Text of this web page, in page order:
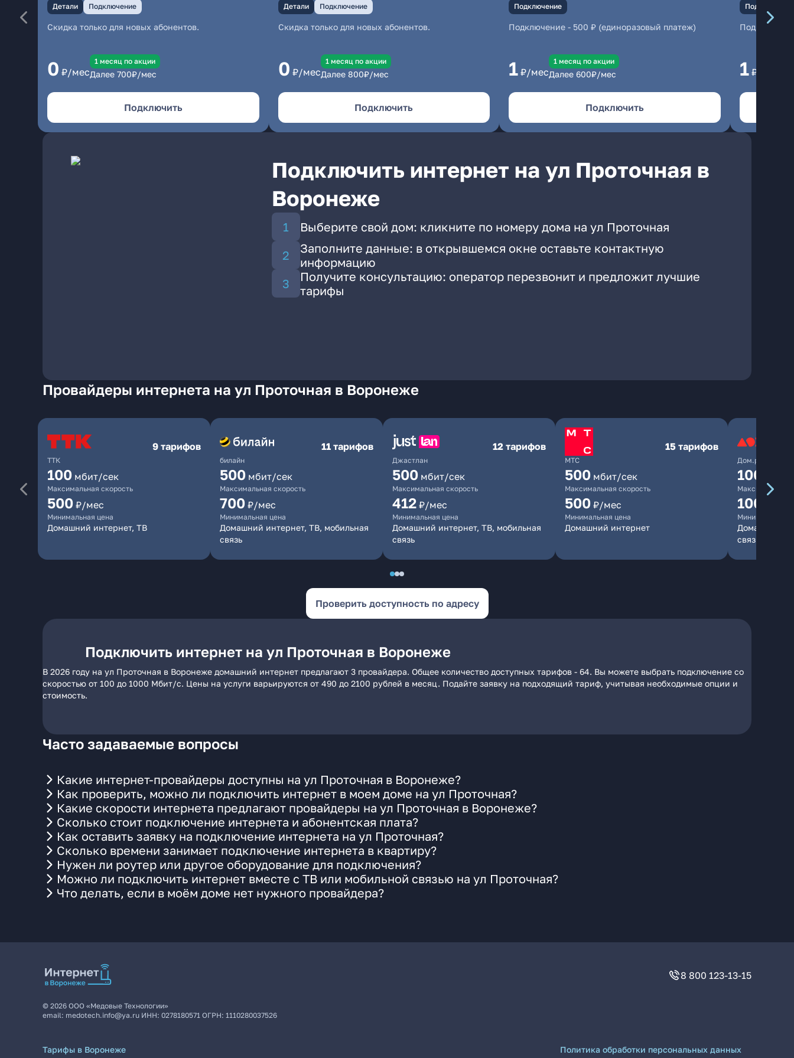
Детали Подключение
Скидка только для новых абонентов.
0 ₽/мес
1 месяц по акции
Далее 700₽/мес
Подключить
Детали Подключение
Скидка только для новых абонентов.
0 ₽/мес
1 месяц по акции
Далее 800₽/мес
Подключить
Подключение
Подключение - 500 ₽ (единоразовый платеж)
1 ₽/мес
1 месяц по акции
Далее 600₽/мес
Подключить
Подключение
1 ₽/мес
Подключить интернет на ул Проточная в
Воронеже
Выберите свой дом: кликните по номеру дома на ул Проточная
Заполните данные: в открывшемся окне оставьте контактную
информацию
Получите консультацию: оператор перезвонит и предложит лучшие
тарифы
Провайдеры интернета на ул Проточная в Воронеже
ТТК
9 тарифов
100 мбит/сек
Максимальная скорость
500 ₽/мес
Минимальная цена
Домашний интернет, ТВ
билайн
11 тарифов
500 мбит/сек
Максимальная скорость
700 ₽/мес
Минимальная цена
Домашний интернет, ТВ, мобильная
связь
Джастлан
12 тарифов
500 мбит/сек
Максимальная скорость
412 ₽/мес
Минимальная цена
Домашний интернет, ТВ, мобильная
связь
МТС
15 тарифов
500 мбит/сек
Максимальная скорость
500 ₽/мес
Минимальная цена
Домашний интернет
Дом.ру
1000
Максимальная
1000
Минимальная
Домашний
связь
Проверить доступность по адресу
Подключить интернет на ул Проточная в Воронеже
В 2026 году на ул Проточная в Воронеже домашний интернет предлагают 3 провайдера. Общее количество доступных тарифов - 64. Вы можете выбрать подключение со
скоростью от 100 до 1000 Мбит/с. Цены на услуги варьируются от 490 до 2100 рублей в месяц. Подайте заявку на подходящий тариф, учитывая необходимые опции и
стоимость.
Часто задаваемые вопросы
Какие интернет-провайдеры доступны на ул Проточная в Воронеже?
Как проверить, можно ли подключить интернет в моем доме на ул Проточная?
Какие скорости интернета предлагают провайдеры на ул Проточная в Воронеже?
Сколько стоит подключение интернета и абонентская плата?
Как оставить заявку на подключение интернета на ул Проточная?
Сколько времени занимает подключение интернета в квартиру?
Нужен ли роутер или другое оборудование для подключения?
Можно ли подключить интернет вместе с ТВ или мобильной связью на ул Проточная?
Что делать, если в моём доме нет нужного провайдера?
8 800 123-13-15
© 2026 ООО «Медовые Технологии»
email: medotech.info@ya.ru ИНН: 0278180571 ОГРН: 1110280037526
Тарифы в Воронеже
Политика обработки персональных данных